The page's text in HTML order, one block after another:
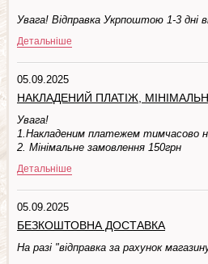
Увага! Відправка Укрпоштою 1-3 дні
Детальніше
05.09.2025
НАКЛАДЕНИЙ ПЛАТІЖ,
Увага!
1.Накладеним платежем тимчасово
2. Мінімальне замовлення 150грн
Детальніше
05.09.2025
БЕЗКОШТОВНА ДОСТАВКА
На разі "відправка за рахунок